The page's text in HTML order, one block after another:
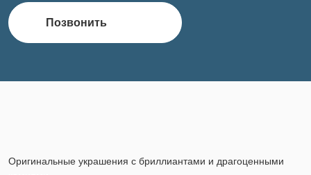
Позвонить
Оригинальные украшения с бриллиантами и драгоценными